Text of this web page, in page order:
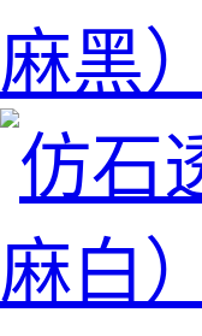
麻黑）